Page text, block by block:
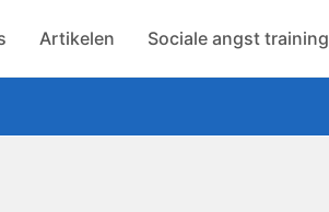
Artikelen Sociale angst training